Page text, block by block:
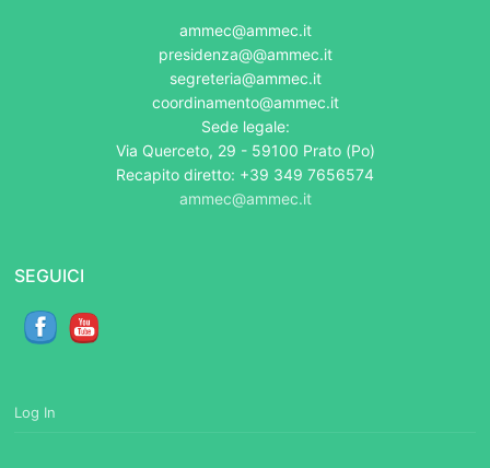
ammec@ammec.it
presidenza@@ammec.it
segreteria@ammec.it
coordinamento@ammec.it
Sede legale:
Via Querceto, 29 - 59100 Prato (Po)
Recapito diretto: +39 349 7656574
ammec@ammec.it
SEGUICI
Log In